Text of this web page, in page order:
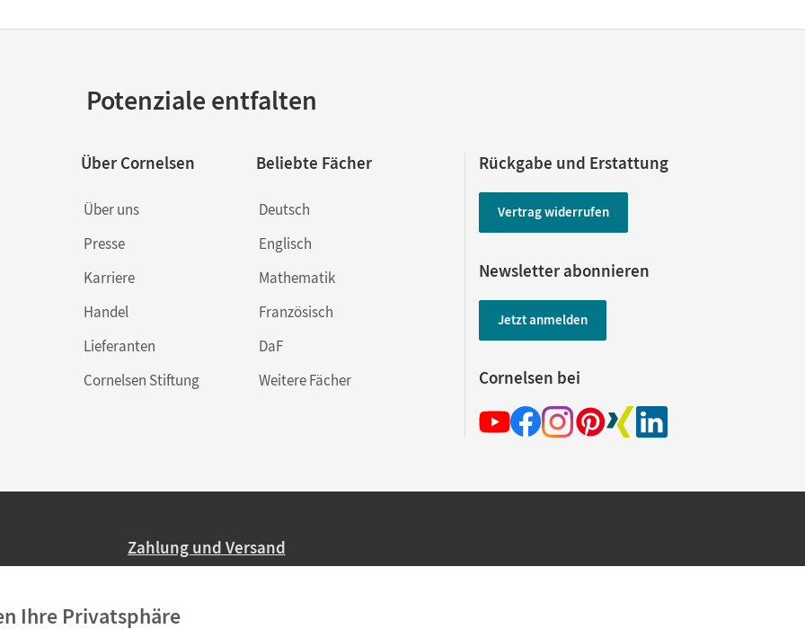
Potenziale entfalten
Über Cornelsen
Über uns
Presse
Karriere
Handel
Lieferanten
Cornelsen Stiftung
Beliebte Fächer
Deutsch
Englisch
Mathematik
Französisch
DaF
Weitere Fächer
Rückgabe und Erstattung
Vertrag widerrufen
Newsletter abonnieren
Jetzt anmelden
Cornelsen bei
Zahlung und Versand
Ab 59,– EUR Bestellwert liefern wir versandkostenfrei innerhalb Deutschlands
Ihre Privatsphäre